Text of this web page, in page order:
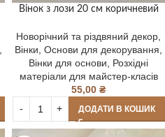
Вінок з лози 20 см коричневий
Новорічний та різдвяний декор
Вінки Основи для декорування
Вінки для основи
Розхідні
матеріали для майстер-класів
55,00 ₴
ДОДАТИ В КОШИК